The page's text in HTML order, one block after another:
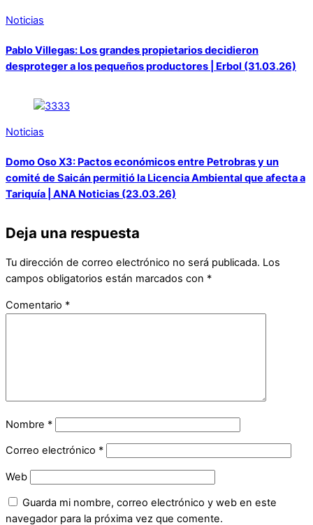
Noticias
Pablo Villegas: Los grandes propietarios decidieron
desproteger a los pequeños productores | Erbol (31.03.26)
Noticias
Domo Oso X3: Pactos económicos entre Petrobras y un
comité de Saicán permitió la Licencia Ambiental que afecta a
Tariquía | ANA Noticias (23.03.26)
Deja una respuesta
Tu dirección de correo electrónico no será publicada. Los
campos obligatorios están marcados con *
Comentario *
Nombre *
Correo electrónico *
Web
Guarda mi nombre, correo electrónico y web en este
navegador para la próxima vez que comente.